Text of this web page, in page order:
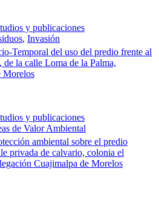
y publicaciones
, Invasión
Temporal del uso del predio frente al
de la calle Loma de la Palma,
Morelos
y publicaciones
de Valor Ambiental
ambiental sobre el predio
privada de calvario, colonia el
Cuajimalpa de Morelos